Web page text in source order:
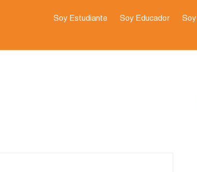
Soy Estudiante Soy Educador